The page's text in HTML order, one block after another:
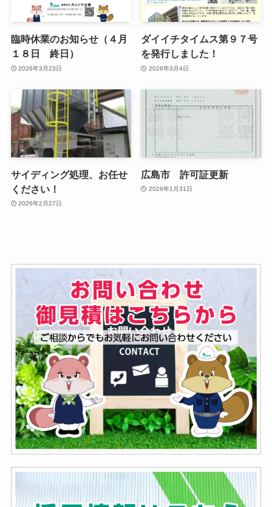
臨時休業のお知らせ（４月
１８日 終日）
2026年3月23日
ダイイチタイムス第９７号
を発行しました！
2026年3月4日
サイディング処理、お任せ
ください！
2026年2月27日
広島市 許可証更新
2026年1月31日